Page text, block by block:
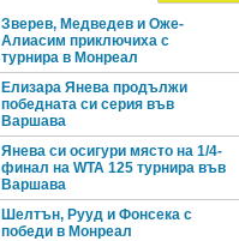
Зверев, Медведев и Оже-
Алиасим приключиха с
турнира в Монреал
Елизара Янева продължи
победната си серия във
Варшава
Янева си осигури място на 1/4-
финал на WTA 125 турнира във
Варшава
Шелтън, Рууд и Фонсека с
победи в Монреал